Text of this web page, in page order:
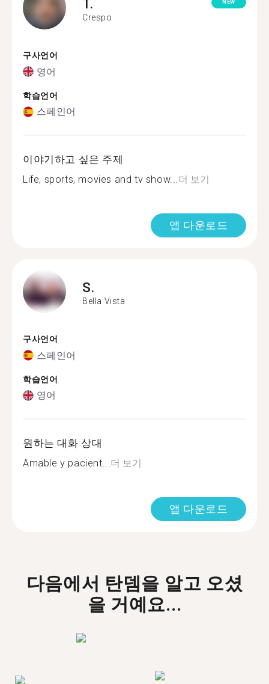
T.
Crespo
NEW
구사언어
영어
학습언어
스페인어
이야기하고 싶은 주제
Life, sports, movies and tv show...더 보기
앱 다운로드
S.
Bella Vista
구사언어
스페인어
학습언어
영어
원하는 대화 상대
Amable y pacient...더 보기
앱 다운로드
다음에서 탄뎀을 알고 오셨
을 거예요...